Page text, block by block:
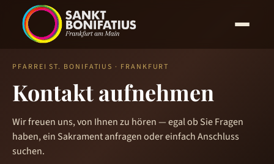
PFARREI ST. BONIFATIUS · FRANKFURT
Kontakt aufnehmen
Wir freuen uns, von Ihnen zu hören — egal ob Sie Fragen
haben, ein Sakrament anfragen oder einfach Anschluss
suchen.